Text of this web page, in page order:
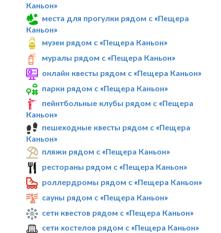
Каньон»
места для прогулки рядом с «Пещера
Каньон»
музеи рядом с «Пещера Каньон»
муралы рядом с «Пещера Каньон»
онлайн квесты рядом с «Пещера Каньон»
парки рядом с «Пещера Каньон»
пейнтбольные клубы рядом с «Пещера
Каньон»
пешеходные квесты рядом с «Пещера
Каньон»
пляжи рядом с «Пещера Каньон»
рестораны рядом с «Пещера Каньон»
роллердромы рядом с «Пещера Каньон»
сауны рядом с «Пещера Каньон»
сети квестов рядом с «Пещера Каньон»
сети хостелов рядом с «Пещера Каньон»